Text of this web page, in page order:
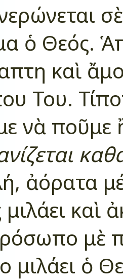
ὁ Θεός.
καὶ
Του.
νὰ ποῦμε
ἀόρατα
καὶ
μὲ
μιλάει ὁ